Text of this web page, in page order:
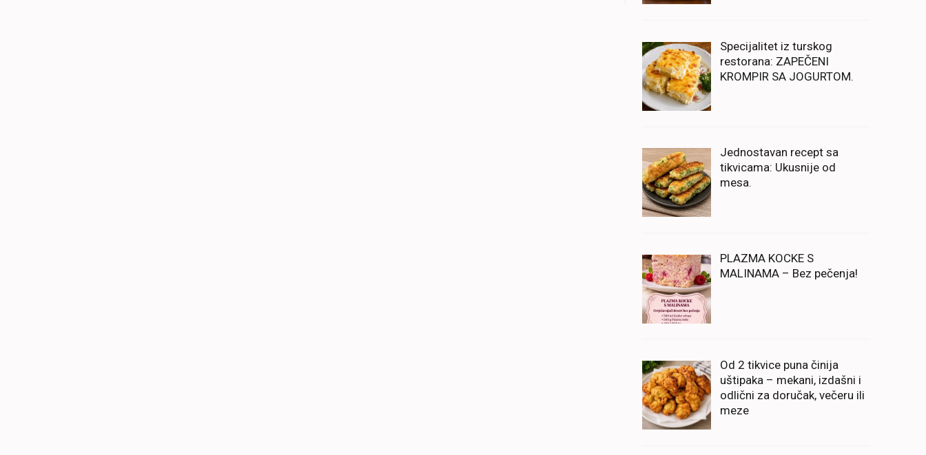
Specijalitet iz turskog
restorana: ZAPEČENI
KROMPIR SA JOGURTOM.
Jednostavan recept sa
tikvicama: Ukusnije od
mesa.
PLAZMA KOCKE S
MALINAMA – Bez pečenja!
Od 2 tikvice puna činija
uštipaka – mekani, izdašni i
odlični za doručak, večeru ili
meze